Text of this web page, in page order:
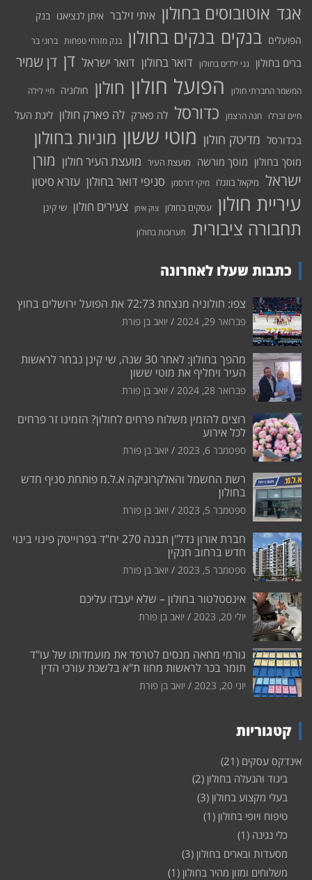
אגד אוטובוסים בחולון איתי זילבר איתן לנציאנו בנק
הפועלים בנקים בנקים בחולון בנק מזרחי טפחות ברוני בר
ברים בחולון גני ילדים בחולון דואר בחולון דואר ישראל דן דן שמיר
המשמר החברתי חולון הפועל חולון חולון חולוניה חיי לילה
חיים זברלו חנה הרצמן כדורסל לה פארק לה פארק חולון ליגת העל
בכדורסל מדיטק חולון מוטי ששון מוניות בחולון
מוסך בחולון מוסך מורשה מועצת העיר מועצת העיר חולון מורן
ישראל מיקאל בוזגלו מיקי דורסמן סניפי דואר בחולון עזרא סיטון
עיריית חולון עסקים בחולון צוק איתן צעירים חולון שי קינן
תחבורה ציבורית תערוכות בחולון
כתבות שעלו לאחרונה
צפו: חולוניה מנצחת 72:73 את הפועל ירושלים בחוץ
פברואר 29, 2024 יואב בן פורת
מהפך בחולון: לאחר 30 שנה, שי קינן נבחר לראשות
העיר ויחליף את מוטי ששון
פברואר 28, 2024 יואב בן פורת
רוצים להזמין משלוח פרחים לחולון? הזמינו זר פרחים
לכל אירוע
ספטמבר 6, 2023 יואב בן פורת
רשת החשמל והאלקרוניקה א.ל.מ פותחת סניף חדש
בחולון
ספטמבר 5, 2023 יואב בן פורת
חברת אורון נדל"ן תבנה 270 יח"ד בפרוייטק פינוי בינוי
חדש ברחוב חנקין
ספטמבר 5, 2023 יואב בן פורת
אינסטלטור בחולון – שלא יעבדו עליכם
יולי 20, 2023 יואב בן פורת
גורמי מחאה מנסים לטרפד את מועמדותו של עו"ד
תומר בכר לראשות מחוז ת"א בלשכת עורכי הדין
יוני 20, 2023 יואב בן פורת
קטגוריות
אינדקס עסקים (21)
ביגוד והנעלה בחולון (2)
בעלי מקצוע בחולון (3)
טיפוח ויופי בחולון (1)
כלי נגינה (1)
מסעדות ובארים בחולון (3)
משלוחים ומזון מהיר בחולון (1)